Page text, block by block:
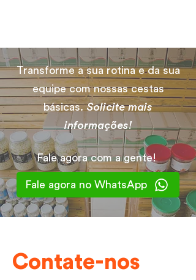
Transforme a sua rotina e da sua
equipe com nossas cestas
básicas.Solicite mais
informações!
Fale agora com a gente!
Fale agora no WhatsApp
Contate-nos